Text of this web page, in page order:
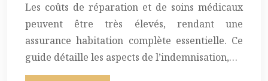
Les coûts de réparation et de soins médicaux
peuvent être très élevés, rendant une
assurance habitation complète essentielle. Ce
guide détaille les aspects de l’indemnisation,…